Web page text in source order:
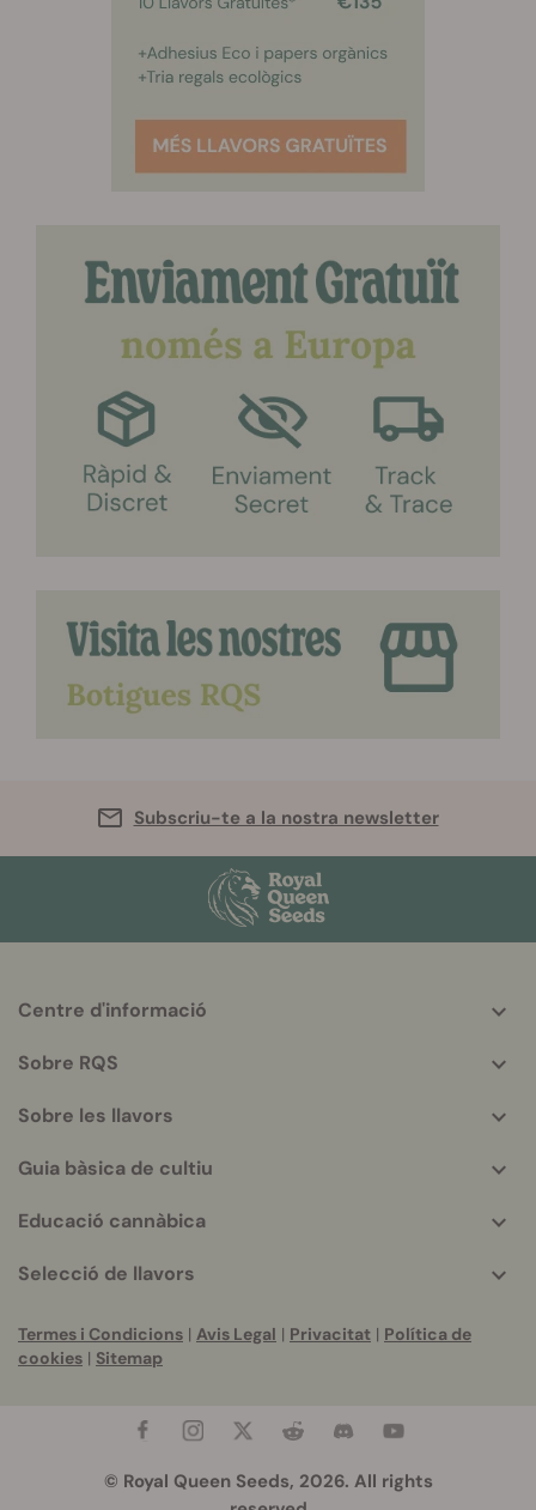
Subscriu-te a la nostra newsletter
More
info
Centre d'informació
Sobre RQS
Sobre les llavors
Guia bàsica de cultiu
Educació cannàbica
Selecció de llavors
Termes i Condicions | Avis Legal | Privacitat | Política de
cookies | Sitemap
© Royal Queen Seeds, 2026. All rights